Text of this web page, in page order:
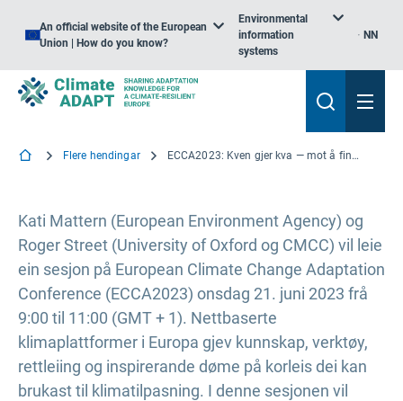
An official website of the European
Union | How do you know?
Environmental
information
systems
NN
Flere hendingar ECCA2023: Kven gjer kva — mot å finne vegen gjennom myriaden av klimakunnskapsplattformer i Europa
Kati Mattern (European Environment Agency) og
Roger Street (University of Oxford og CMCC) vil leie
ein sesjon på European Climate Change Adaptation
Conference (ECCA2023) onsdag 21. juni 2023 frå
9:00 til 11:00 (GMT + 1). Nettbaserte
klimaplattformer i Europa gjev kunnskap, verktøy,
rettleiing og inspirerande døme på korleis dei kan
brukast til klimatilpasning. I denne sesjonen vil